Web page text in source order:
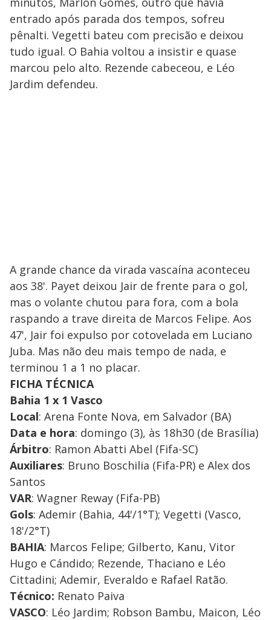
entrado após parada dos tempos, sofreu
pênalti. Vegetti bateu com precisão e deixou
tudo igual. O Bahia voltou a insistir e quase
marcou pelo alto. Rezende cabeceou, e Léo
Jardim defendeu.
A grande chance da virada vascaína aconteceu
aos 38'. Payet deixou Jair de frente para o gol,
mas o volante chutou para fora, com a bola
raspando a trave direita de Marcos Felipe. Aos
47', Jair foi expulso por cotovelada em Luciano
Juba. Mas não deu mais tempo de nada, e
terminou 1 a 1 no placar.
FICHA TÉCNICA
Bahia 1 x 1 Vasco
Local: Arena Fonte Nova, em Salvador (BA)
Data e hora: domingo (3), às 18h30 (de Brasília)
Árbitro: Ramon Abatti Abel (Fifa-SC)
Auxiliares: Bruno Boschilia (Fifa-PR) e Alex dos
Santos
VAR: Wagner Reway (Fifa-PB)
Gols: Ademir (Bahia, 44'/1°T); Vegetti (Vasco,
18'/2°T)
BAHIA: Marcos Felipe; Gilberto, Kanu, Vitor
Hugo e Cándido; Rezende, Thaciano e Léo
Cittadini; Ademir, Everaldo e Rafael Ratão.
Técnico: Renato Paiva
VASCO: Léo Jardim; Robson Bambu, Maicon, Léo